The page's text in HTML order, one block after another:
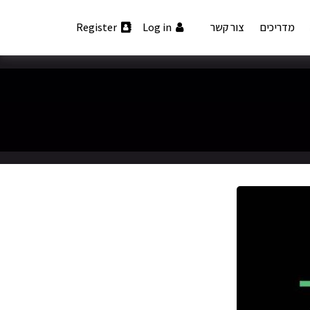
מדריכים צור קשר Log in
Register